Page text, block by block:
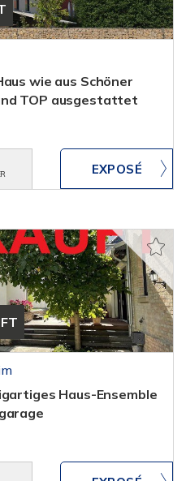
wie aus Schöner
TOP ausgestattet
Haus-Ensemble